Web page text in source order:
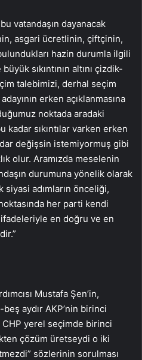
vatandaşın dayanacak
asgari ücretlinin, çiftçinin,
hazin durumla ilgili
sıkıntının altını çizdik-
talebimizi, derhal seçim
erken açıklanmasına
noktada aradaki
kadar sıkıntılar varken erken
değişsin istemiyormuş gibi
olur. Aramızda meselenin
durumuna yönelik olarak
adımların önceliği,
her parti kendi
en doğru ve en
Mustafa Şen’in,
aydır AKP’nin birinci
yerel seçimde birinci
çözüm üretseydi o iki
sözlerinin sorulması